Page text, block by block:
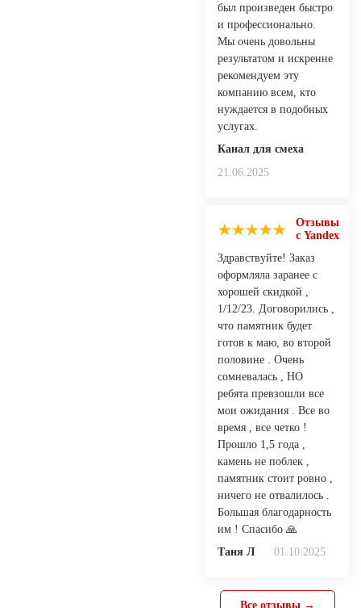
был произведен быстро
и профессионально.
Мы очень довольны
результатом и искренне
рекомендуем эту
компанию всем, кто
нуждается в подобных
услугах.
Канал для смеха
21.06.2025
Отзывы
с Yandex
Здравствуйте! Заказ
оформляла заранее с
хорошей скидкой ,
1/12/23. Договорились ,
что памятник будет
готов к маю, во второй
половине . Очень
сомневалась , НО
ребята превзошли все
мои ожидания . Все во
время , все четко !
Прошло 1,5 года ,
камень не поблек ,
памятник стоит ровно ,
ничего не отвалилось .
Большая благодарность
им ! Спасибо 🙏
Таня Л
01.10.2025
Все отзывы →